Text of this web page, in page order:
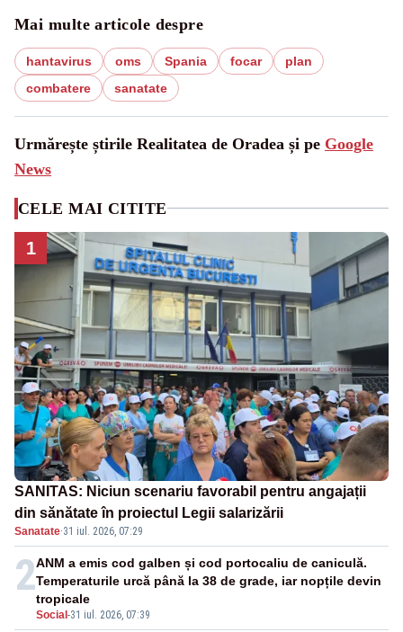
Mai multe articole despre
hantavirus oms Spania focar
plan
combatere
sanatate
Urmărește știrile Realitatea de Oradea și pe Google
News
CELE MAI CITITE
1
SANITAS: Niciun scenariu favorabil pentru angajații
din sănătate în proiectul Legii salarizării
Sanatate·31 iul. 2026, 07:29
2
Social -31 iul. 2026, 07:39
ANM a emis cod galben și cod portocaliu de caniculă.
Temperaturile urcă până la 38 de grade, iar nopțile devin
tropicale